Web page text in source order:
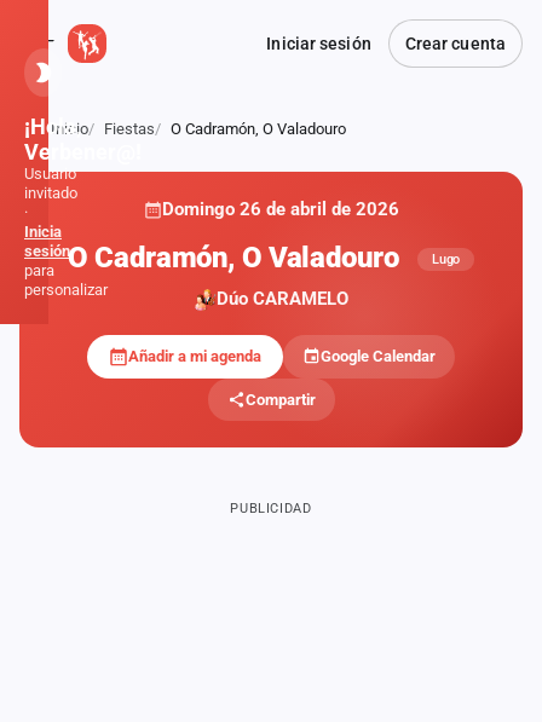
Iniciar sesión Crear cuenta
Atrás
Inicio Fiestas O Cadramón, O Valadouro
Domingo 26 de abril de 2026
O Cadramón, O Valadouro Lugo
Dúo CARAMELO
Añadir a mi agenda Google Calendar
Compartir
PUBLICIDAD
¡Hola,
Verbener@!
Usuario
invitado
·
Inicia
sesión
para
personalizar